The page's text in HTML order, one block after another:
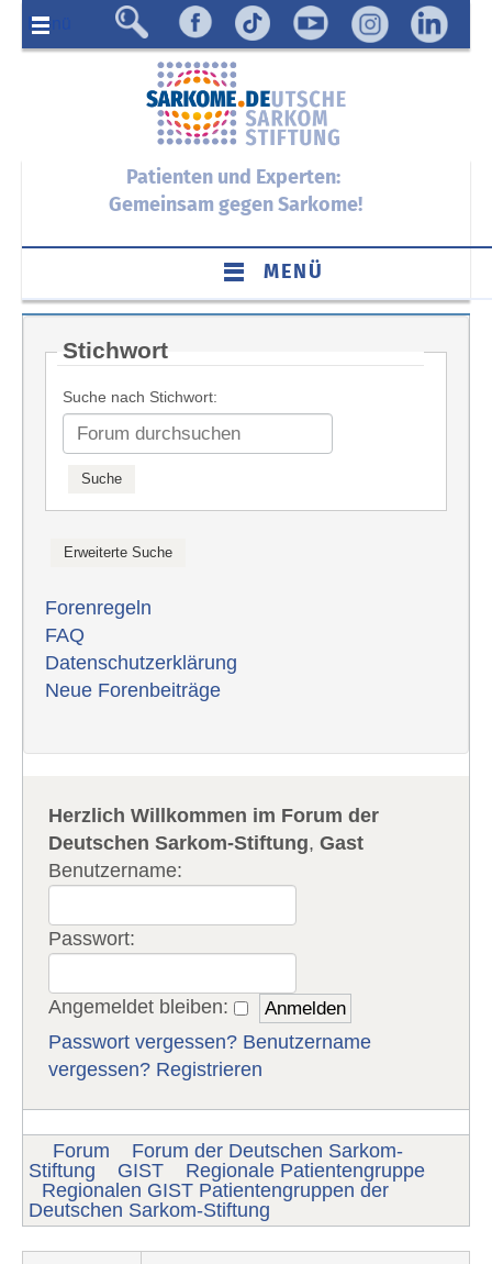
Menü
Patienten und Experten:
Gemeinsam gegen Sarkome!
MENÜ
Stichwort
Suche nach Stichwort:
Forenregeln
FAQ
Datenschutzerklärung
Neue Forenbeiträge
Herzlich Willkommen im Forum der
Deutschen Sarkom-Stiftung,Gast
Benutzername:
Passwort:
Angemeldet bleiben:
Passwort vergessen? Benutzername
vergessen? Registrieren
Forum
Forum der Deutschen Sarkom-
Stiftung
GIST
Regionale Patientengruppe
Regionalen GIST Patientengruppen der
Deutschen Sarkom-Stiftung